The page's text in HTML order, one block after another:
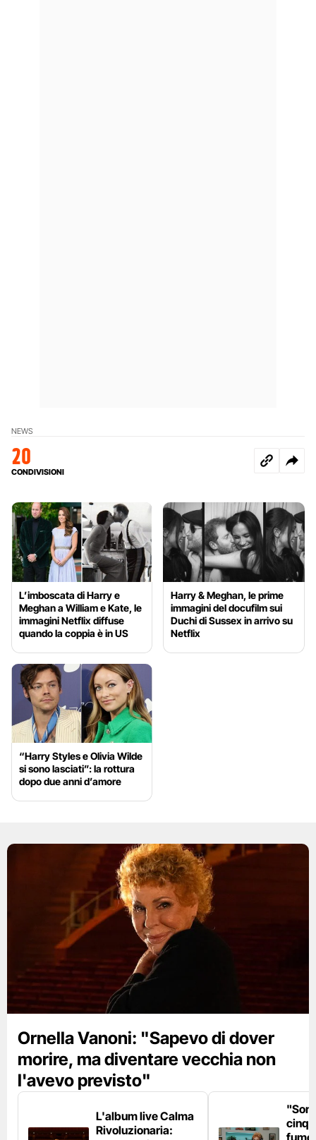
NEWS
20
CONDIVISIONI
L’imboscata di Harry e
Meghan a William e Kate, le
immagini Netflix diffuse
quando la coppia è in US
Harry & Meghan, le prime
immagini del docufilm sui
Duchi di Sussex in arrivo su
Netflix
“Harry Styles e Olivia Wilde
si sono lasciati”: la rottura
dopo due anni d’amore
Ornella Vanoni: "Sapevo di dover
morire, ma diventare vecchia non
l'avevo previsto"
L'album live Calma
Rivoluzionaria: